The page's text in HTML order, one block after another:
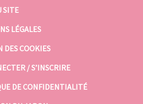
SITE
LÉGALES
DES COOKIES
/ S’INSCRIRE
DE CONFIDENTIALITÉ